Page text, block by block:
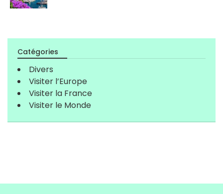
Catégories
Divers
Visiter l’Europe
Visiter la France
Visiter le Monde